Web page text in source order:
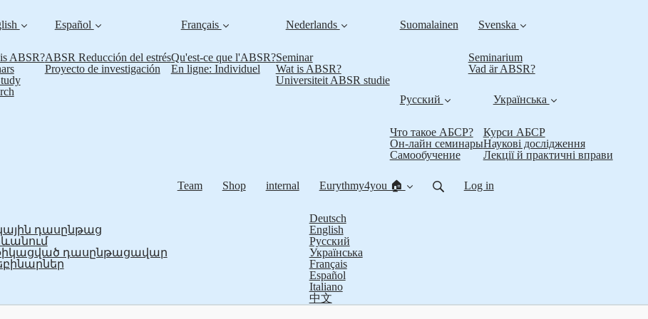
ABSR?
Español
ABSR Reducción del estrés
Proyecto de investigación
Français
Qu'est-ce que l'ABSR?
En ligne: Individuel
Nederlands
Seminar
Wat is ABSR?
Universiteit ABSR studie
Suomalainen Svenska
Seminarium
Vad är ABSR?
Русский
Что такое АБСР?
Он-лайн семинары
Самообучение
Українська
Курси АБСР
Наукові дослідження
Лекції й практичні вправи
դասընթաց
դասընթացավար
Team Shop internal Eurythmy4you 🏠
Deutsch
English
Русский
Українська
Français
Español
Italiano
中文
Log in